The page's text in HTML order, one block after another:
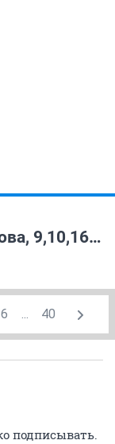
Чистая слобода 2 - дома Титова, 9,10,16,17 стр. (часть 4)
... 40
подписывать.